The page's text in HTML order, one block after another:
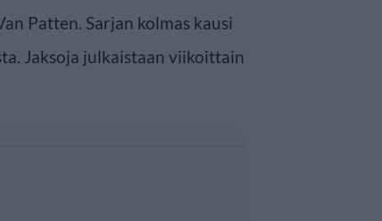
Patten. Sarjan kolmas kausi
Jaksoja julkaistaan viikoittain